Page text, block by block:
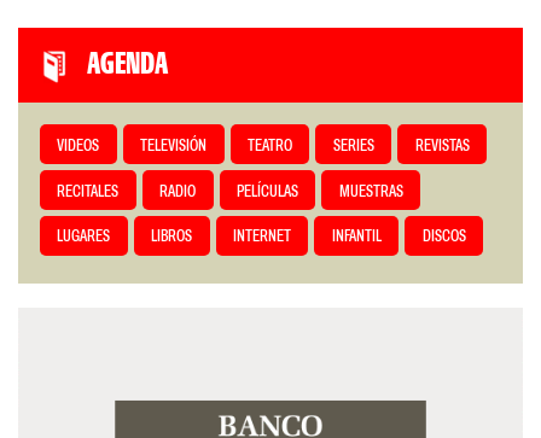
AGENDA
VIDEOS TELEVISIÓN TEATRO SERIES REVISTAS
RECITALES RADIO PELÍCULAS MUESTRAS
LUGARES LIBROS INTERNET INFANTIL DISCOS